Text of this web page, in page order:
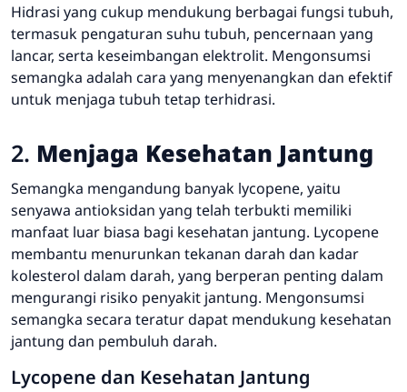
Hidrasi yang cukup mendukung berbagai fungsi tubuh,
termasuk pengaturan suhu tubuh, pencernaan yang
lancar, serta keseimbangan elektrolit. Mengonsumsi
semangka adalah cara yang menyenangkan dan efektif
untuk menjaga tubuh tetap terhidrasi.
2. Menjaga Kesehatan Jantung
Semangka mengandung banyak lycopene, yaitu
senyawa antioksidan yang telah terbukti memiliki
manfaat luar biasa bagi kesehatan jantung. Lycopene
membantu menurunkan tekanan darah dan kadar
kolesterol dalam darah, yang berperan penting dalam
mengurangi risiko penyakit jantung. Mengonsumsi
semangka secara teratur dapat mendukung kesehatan
jantung dan pembuluh darah.
Lycopene dan Kesehatan Jantung